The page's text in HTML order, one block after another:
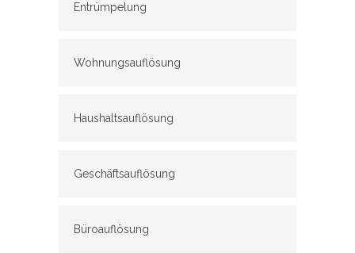
Entrümpelung
Wohnungsauflösung
Haushaltsauflösung
Geschäftsauflösung
Büroauflösung